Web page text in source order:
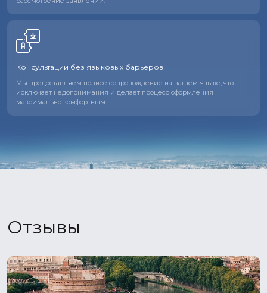
Консультации без языковых барьеров
Мы предоставляем полное сопровождение на вашем языке, что
исключает недопонимания и делает процесс оформления
максимально комфортным.
Отзывы